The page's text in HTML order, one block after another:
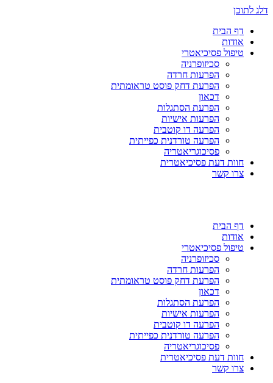
דלג לתוכן
דף הבית
אודות
טיפול פסיכיאטרי
סכיזופרניה
הפרעות חרדה
הפרעת דחק פוסט טראומתית
דכאון
הפרעת הסתגלות
הפרעות אישיות
הפרעה דו קוטבית
הפרעה טורדנית כפייתית
פסיכוגריאטריה
חוות דעת פסיכיאטרית
צרו קשר
דף הבית
אודות
טיפול פסיכיאטרי
סכיזופרניה
הפרעות חרדה
הפרעת דחק פוסט טראומתית
דכאון
הפרעת הסתגלות
הפרעות אישיות
הפרעה דו קוטבית
הפרעה טורדנית כפייתית
פסיכוגריאטריה
חוות דעת פסיכיאטרית
צרו קשר